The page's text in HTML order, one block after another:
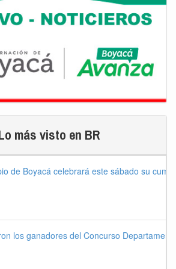
más visto en BR
de Boyacá celebrará este sábado su
los ganadores del Concurso